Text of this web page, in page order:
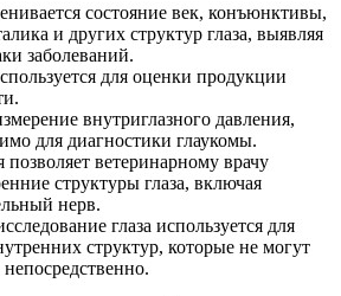
состояние век, конъюнктивы,
и других структур глаза, выявляя
заболеваний.
для оценки продукции
внутриглазного давления,
для диагностики глаукомы.
ветеринарному врачу
структуры глаза, включая
нерв.
глаза используется для
структур, которые не могут